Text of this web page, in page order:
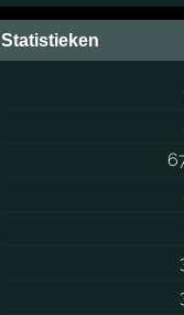
Statistieken